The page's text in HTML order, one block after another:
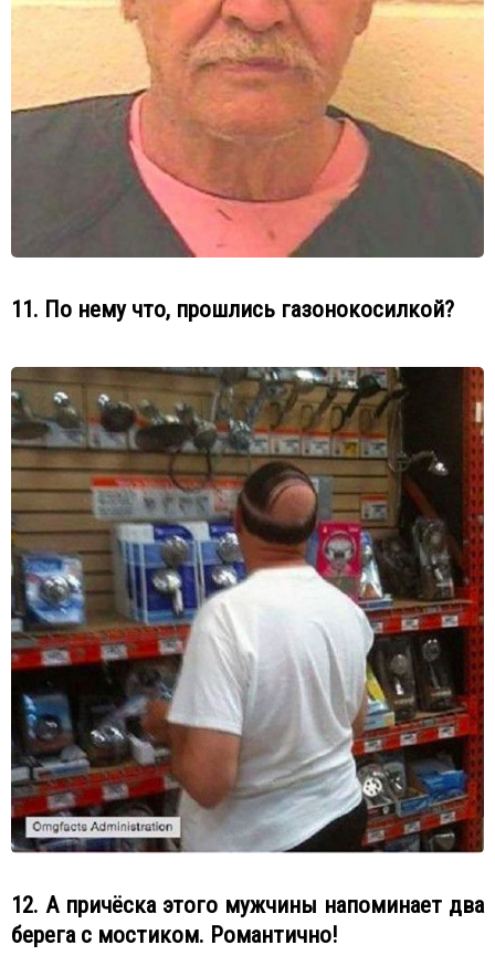
11. По нему что, прошлись газонокосилкой?
12. А причёска этого мужчины напоминает два
берега с мостиком. Романтично!